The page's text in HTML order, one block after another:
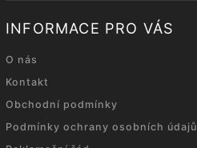
INFORMACE PRO VÁS
O nás
Kontakt
Obchodní podmínky
Podmínky ochrany osobních údajů